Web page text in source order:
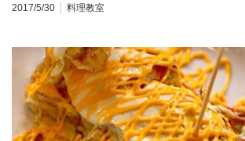
2017/5/30
料理教室